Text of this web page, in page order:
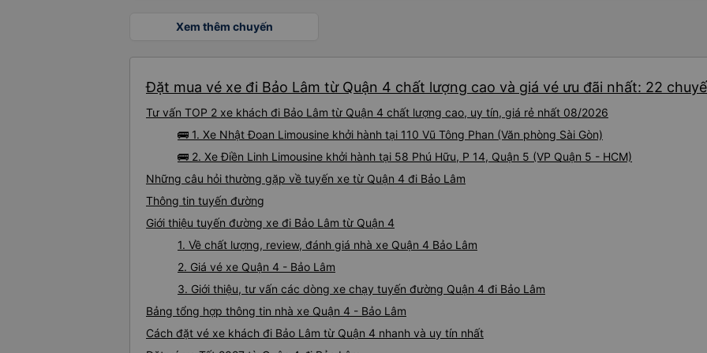
đúng nơi. Tôi thực sự đánh
gặp bạn lần nữa.
Xem thêm chuyến
Đặt mua vé xe đi Bảo Lâm từ Quận 4 chất lượng cao và giá vé ưu đãi nhất: 22
Tư vấn TOP 2 xe khách đi Bảo Lâm từ Quận 4 chất lượng cao, uy tín, giá rẻ nhất 08/2026
🚌 1. Xe Nhật Đoan Limousine khởi hành tại 110 Vũ Tông Phan (Văn phòng Sài Gòn)
🚌 2. Xe Điền Linh Limousine khởi hành tại 58 Phú Hữu, P 14, Quận 5 (VP Quận 5 - HCM)
Những câu hỏi thường gặp về tuyến xe từ Quận 4 đi Bảo Lâm
Thông tin tuyến đường
Giới thiệu tuyến đường xe đi Bảo Lâm từ Quận 4
1. Về chất lượng, review, đánh giá nhà xe Quận 4 Bảo Lâm
2. Giá vé xe Quận 4 - Bảo Lâm
3. Giới thiệu, tư vấn các dòng xe chạy tuyến đường Quận 4 đi Bảo Lâm
Bảng tổng hợp thông tin nhà xe Quận 4 - Bảo Lâm
Cách đặt vé xe khách đi Bảo Lâm từ Quận 4 nhanh và uy tín nhất